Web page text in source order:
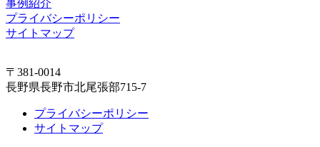
事例紹介
プライバシーポリシー
サイトマップ
〒381-0014
長野県長野市北尾張部715-7
プライバシーポリシー
サイトマップ